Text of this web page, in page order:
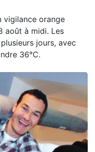
vigilance orange
août à midi. Les
jours, avec
36°C.